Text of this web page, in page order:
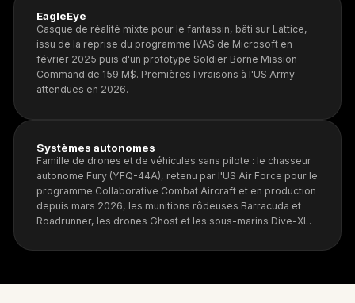
EagleEye
Casque de réalité mixte pour le fantassin, bâti sur Lattice,
issu de la reprise du programme IVAS de Microsoft en
février 2025 puis d'un prototype Soldier Borne Mission
Command de 159 M$. Premières livraisons à l'US Army
attendues en 2026.
Systèmes autonomes
Famille de drones et de véhicules sans pilote : le chasseur
autonome Fury (YFQ-44A), retenu par l'US Air Force pour le
programme Collaborative Combat Aircraft et en production
depuis mars 2026, les munitions rôdeuses Barracuda et
Roadrunner, les drones Ghost et les sous-marins Dive-XL.